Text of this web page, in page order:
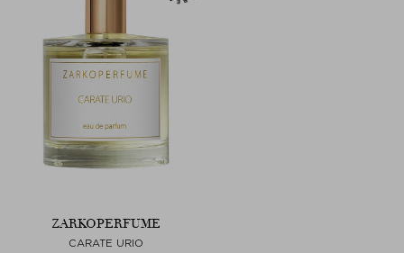
ZARKOPERFUME
CARATE URIO